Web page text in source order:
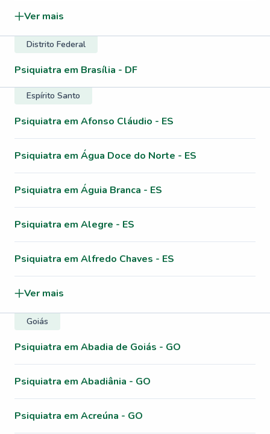
Ver mais
Distrito Federal
Psiquiatra em Brasília - DF
Espírito Santo
Psiquiatra em Afonso Cláudio - ES
Psiquiatra em Água Doce do Norte - ES
Psiquiatra em Águia Branca - ES
Psiquiatra em Alegre - ES
Psiquiatra em Alfredo Chaves - ES
Ver mais
Goiás
Psiquiatra em Abadia de Goiás - GO
Psiquiatra em Abadiânia - GO
Psiquiatra em Acreúna - GO